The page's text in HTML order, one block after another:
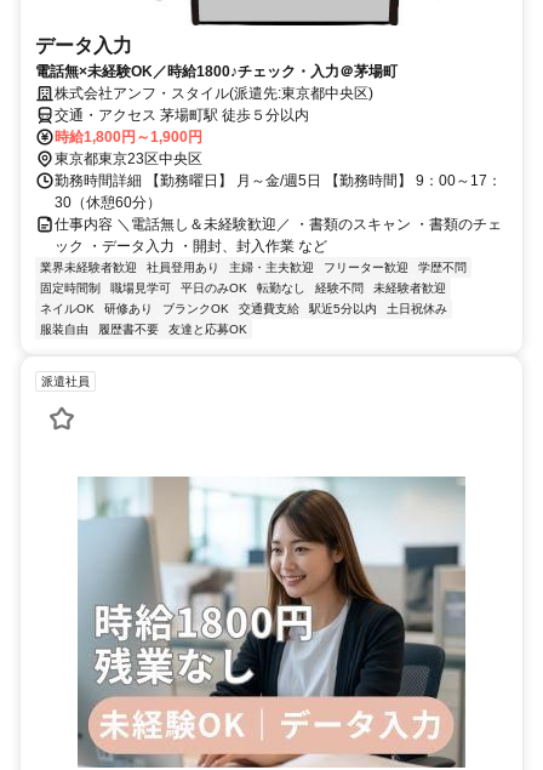
データ入力
電話無×未経験OK／時給1800♪チェック・入力＠茅場町
株式会社アンフ・スタイル(派遣先:東京都中央区)
交通・アクセス 茅場町駅 徒歩５分以内
時給1,800円～1,900円
東京都東京23区中央区
勤務時間詳細 【勤務曜日】 月～金/週5日 【勤務時間】 9：00～17：
30（休憩60分）
仕事内容 ＼電話無し＆未経験歓迎／ ・書類のスキャン ・書類のチェ
ック ・データ入力 ・開封、封入作業 など
業界未経験者歓迎 社員登用あり 主婦・主夫歓迎 フリーター歓迎
学歴不問
固定時間制
職場見学可 平日のみOK 転勤なし 経験不問
未経験者歓迎
ネイルOK
研修あり ブランクOK 交通費支給 駅近5分以内
土日祝休み
服装自由
履歴書不要 友達と応募OK
派遣社員